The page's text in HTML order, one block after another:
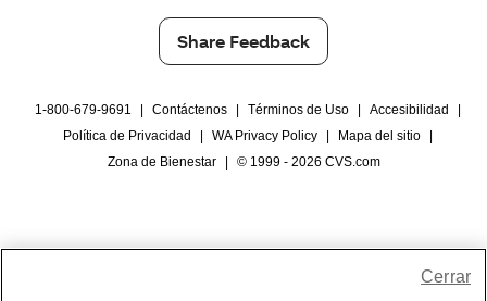
Share Feedback
1-800-679-9691 Contáctenos Términos de Uso Accesibilidad
Política de Privacidad
WA Privacy Policy Mapa del sitio
Zona de Bienestar
© 1999 - 2026 CVS.com
Cerrar